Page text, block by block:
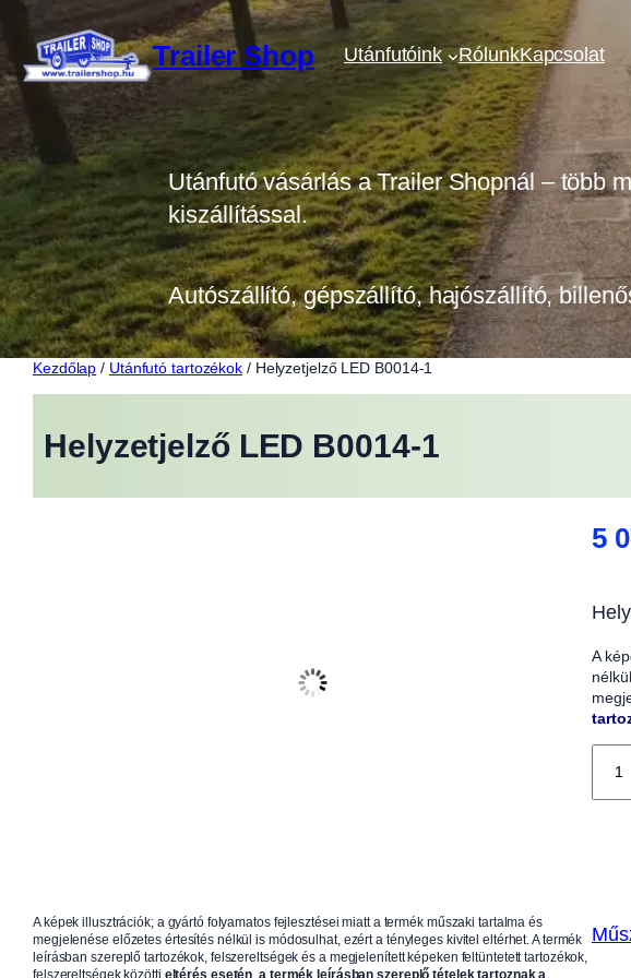
Ugrás
tartalomhoz
Trailer Shop Utánfutóink RólunkKapcsolat
Utánfutó vásárlás a Trailer Shopnál – több
kiszállítással.
Autószállító, gépszállító, hajószállító,
Kezdőlap / Utánfutó tartozékok / Helyzetjelző LED B0014-1
Helyzetjelző LED B0014-1
A képek illusztrációk; a gyártó folyamatos fejlesztései miatt a termék műszaki tartalma és
megjelenése előzetes értesítés nélkül is módosulhat, ezért a tényleges kivitel eltérhet. A termék
leírásban szereplő tartozékok, felszereltségek és a megjelenített képeken feltüntetett tartozékok,
felszereltségek közötti eltérés esetén,a termék leírásban szereplő tételek tartoznak a
5
A
j